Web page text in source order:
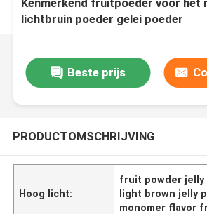
Kenmerkend fruitpoeder voor het
lichtbruin poeder gelei poeder
Beste prijs
PRODUCTOMSCHRIJVING
Hoog licht:
fruit powder jelly
light brown jelly
monomer flavor